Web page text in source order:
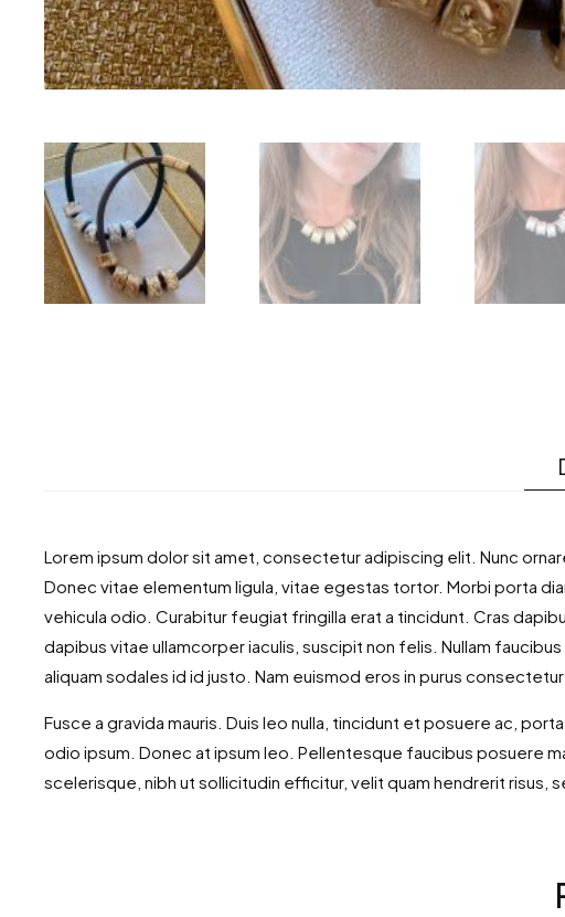
Lorem ipsum dolor sit amet, consectetur adipiscing elit. Nunc
Donec vitae elementum ligula, vitae egestas tortor. Morbi porta
vehicula odio. Curabitur feugiat fringilla erat a tincidunt. Cras
dapibus vitae ullamcorper iaculis, suscipit non felis. Nullam
aliquam sodales id id justo. Nam euismod eros in purus consectetur
Fusce a gravida mauris. Duis leo nulla, tincidunt et posuere ac,
odio ipsum. Donec at ipsum leo. Pellentesque faucibus posuere
scelerisque, nibh ut sollicitudin efficitur, velit quam hendrerit risus,